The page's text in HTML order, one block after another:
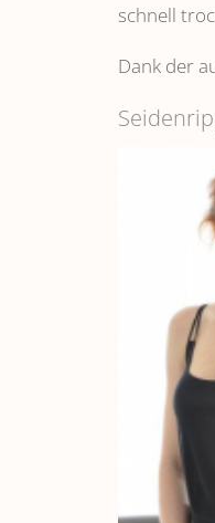
schnell
Dank der